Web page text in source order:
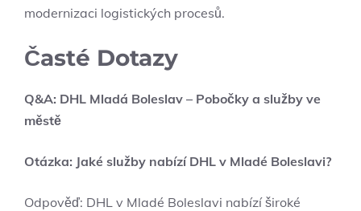
modernizaci logistických procesů.
Časté Dotazy
Q&A: DHL Mladá Boleslav – Pobočky a služby ve
městě
Otázka: Jaké služby nabízí DHL v Mladé Boleslavi?
Odpověď: DHL v Mladé Boleslavi nabízí široké